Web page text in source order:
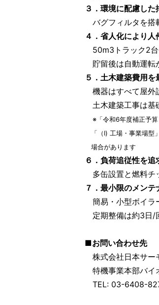
３．環境に配慮し
バグフィルタを搭
４．省人化により人
50m3トラック2台
貯留後は自動運転
５．土木建築費用を
機器はすべて屋外
土木建築工事は基
※「令和6年度補正予
「（Ⅰ) 工場・事業場型
場合があります
６．負荷追従性を追
多缶設置と燃料チ
７．最小限のメンテ
簡易・小型ボイラ
定期整備は約3日/
■お問い合わせ先
株式会社日本サー
特機事業本部バイ
TEL: 03-6408-